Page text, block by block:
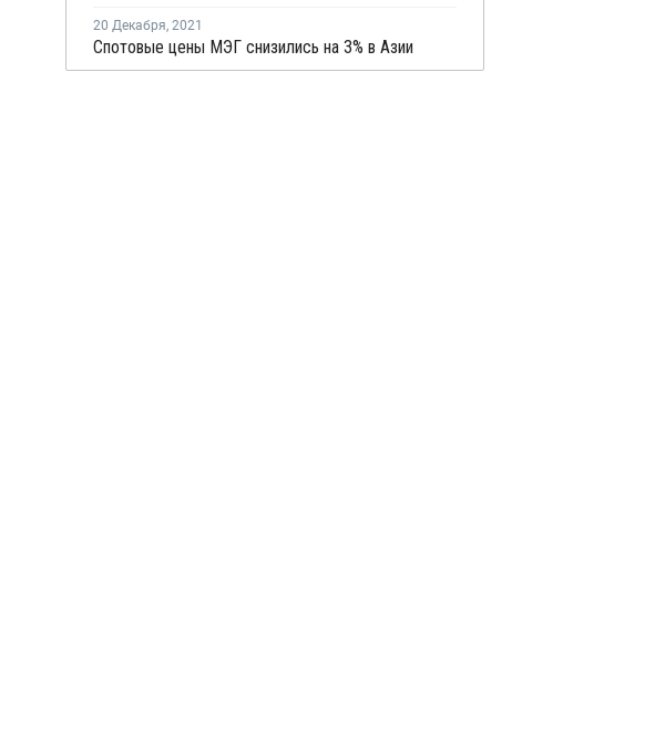
20 Декабря, 2021
Спотовые цены МЭГ снизились на 3% в Азии